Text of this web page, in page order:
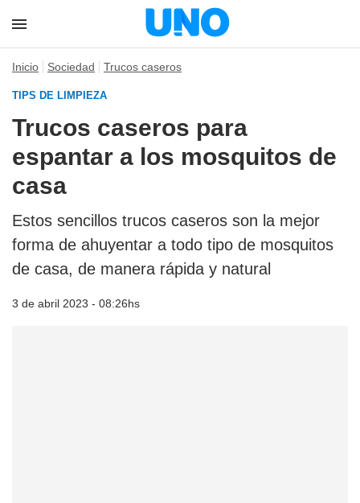
Inicio Sociedad Trucos caseros
TIPS DE LIMPIEZA
Trucos caseros para
espantar a los mosquitos de
casa
Estos sencillos trucos caseros son la mejor
forma de ahuyentar a todo tipo de mosquitos
de casa, de manera rápida y natural
3 de abril 2023 - 08:26hs